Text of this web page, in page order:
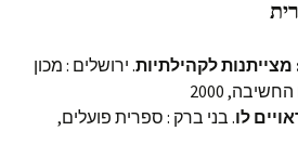
לקהילתיות. ירושלים : מכון
2000
לו. בני ברק : ספרית פועלים,